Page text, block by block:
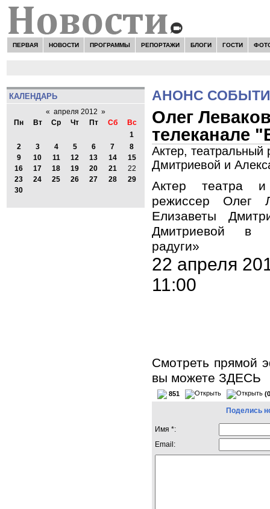
ПЕРВАЯ НОВОСТИ ПРОГРАММЫ РЕПОРТАЖИ БЛОГИ ГОСТИ
КАЛЕНДАРЬ
« апреля 2012 »
Пн
Вт Ср Чт Пт Сб
Вс
1
2
3 4 5 6 7
8
9
10 11 12 13 14
15
16
17 18 19 20 21
22
23
24 25 26 27 28
29
30
АНОНС
Олег
телеканале
Актер, театральный
Дмитриевой и
Актер театра и
режиссер Олег
Елизаветы
Дмитриевой в
радуги»
22 апреля
11:00
Смотреть прямой
вы можете ЗДЕСЬ
851
Поделись
Имя *:
Email: